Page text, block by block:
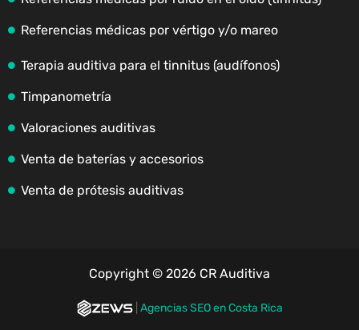
Referencias médicas por vértigo y/o mareo
Terapia auditiva para el tinnitus (audífonos)
Timpanometría
Valoraciones auditivas
Venta de baterías y accesorios
Venta de prótesis auditivas
Copyright © 2026 CR Auditiva
| Agencias SEO en Costa Rica